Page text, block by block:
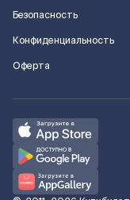
Безопасность
Конфиденциальность
Оферта